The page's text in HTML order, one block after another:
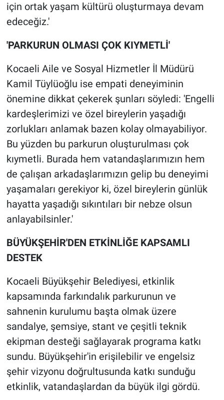
için ortak yaşam kültürü oluşturmaya devam
edeceğiz.'
'PARKURUN OLMASI ÇOK KIYMETLİ'
Kocaeli Aile ve Sosyal Hizmetler İl Müdürü
Kamil Tüylüoğlu ise empati deneyiminin
önemine dikkat çekerek şunları söyledi: 'Engelli
kardeşlerimizi ve özel bireylerin yaşadığı
zorlukları anlamak bazen kolay olmayabiliyor.
Bu yüzden bu parkurun oluşturulması çok
kıymetli. Burada hem vatandaşlarımızın hem
de çalışan arkadaşlarımızın gelip bu deneyimi
yaşamaları gerekiyor ki, özel bireylerin günlük
hayatta yaşadığı sıkıntıları bir nebze olsun
anlayabilsinler.'
BÜYÜKŞEHİR'DEN ETKİNLİĞE KAPSAMLI
DESTEK
Kocaeli Büyükşehir Belediyesi, etkinlik
kapsamında farkındalık parkurunun ve
sahnenin kurulumu başta olmak üzere
sandalye, şemsiye, stant ve çeşitli teknik
ekipman desteği sağlayarak programa katkı
sundu. Büyükşehir'in erişilebilir ve engelsiz
şehir vizyonu doğrultusunda katkı sunduğu
etkinlik, vatandaşlardan da büyük ilgi gördü.